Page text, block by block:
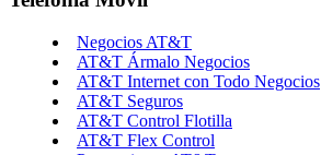
Negocios AT&T
AT&T Ármalo Negocios
AT&T Internet con Todo Negocios
AT&T Seguros
AT&T Control Flotilla
AT&T Flex Control